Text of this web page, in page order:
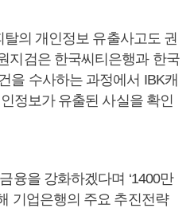
의 개인정보 유출사고도 권
지검은 한국씨티은행과 한국
을 수사하는 과정에서 IBK캐
정보가 유출된 사실을 확인
융을 강화하겠다며 ‘1400만
기업은행의 주요 추진전략